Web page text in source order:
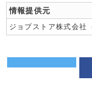
情報提供元
ジョブストア株式会社